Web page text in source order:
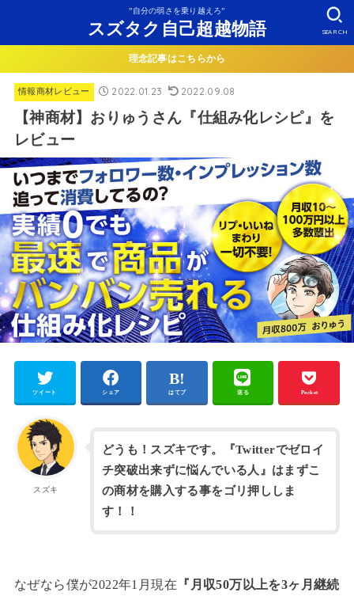
”自分の弱さを乗り越えろ”
スズタク自己超越物語 SEARCH
理念記事はこちらから
情報商材レビュー 2022.01.23 2022.09.08
【神商材】おりゅうさん『仕組み化レシピ』を
レビュー
ツイート シェア はてブ 送る Pocket
スズキ
どうも！スズキです。『Twitterでゼロイ
チ突破出来ずに悩んでいる人』はまずこ
の商材を購入する事をゴリ押ししま
す！！
なぜなら僕が2022年1月現在 『月収50万以上を3ヶ月継続